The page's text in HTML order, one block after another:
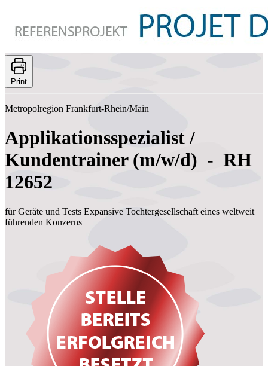
Print
Metropolregion Frankfurt-Rhein/Main
Applikationsspezialist /
Kundentrainer (m/w/d) - RH
12652
für Geräte und Tests Expansive Tochtergesellschaft eines weltweit
führenden Konzerns